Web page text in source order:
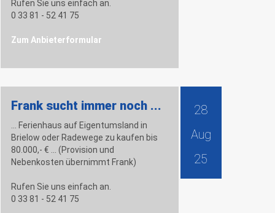
Rufen Sie uns einfach an.
0 33 81 - 52 41 75
Zum Anbieterformular
28
Aug
25
Frank sucht immer noch ...
... Ferienhaus auf Eigentumsland in
Brielow oder Radewege zu kaufen bis
80.000,- € ... (Provision und
Nebenkosten übernimmt Frank)
Rufen Sie uns einfach an.
0 33 81 - 52 41 75